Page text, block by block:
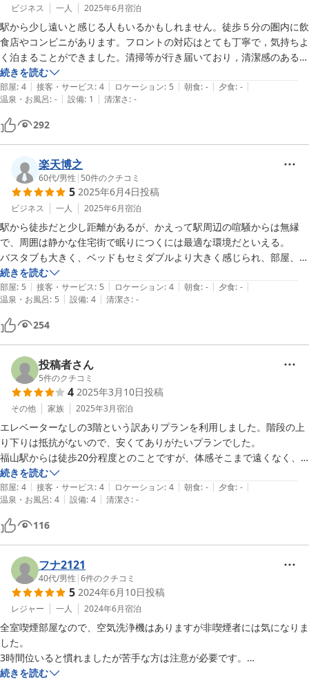
ビジネス 一人 2025年6月宿泊
駅から少し遠いと感じる人もいるかもしれません。徒歩５分の圏内に飲
食店やコンビニがあります。フロントの対応はとても丁寧で，気持ちよ
く泊まることができました。清掃等が行き届いており，清潔感のあるホ
テルです。お湯，氷，コップのサービスがあり，電子レンジも使えま
す。
煙草が苦手な方は禁煙室をお勧めします。エレベータがないことと予約
時に駐車場の有無が選べることに注意したいところです。個人的には，
満足しました。機会があればまた宿泊したいです。
続きを読む
部屋: 4 | 接客・サービス: 4 | ロケーション: 5 | 朝食: - | 夕食: - |
温泉・お風呂: - | 設備: 1 | 清潔さ: -
292
楽天博之
60代/男性 | 50件のクチコミ
5 2025年6月4日投稿
ビジネス 一人 2025年6月宿泊
駅から徒歩だと少し距離があるが、かえって駅周辺の喧騒からは無縁
で、周囲は静かな住宅街で眠りにつくには最適な環境だといえる。
バスタブも大きく、ベッドもセミダブルより大きく感じられ、部屋、風
呂掃除も完璧で5000円以上するホテルと何ら変わりは無い。コスパ以
上の価値あり。今のご時世に安価で宿泊出来る事に感謝します。
もっと昔から宿泊しとけば良かったと
後悔します。今後の福山での常宿にさせて頂きます。惜しむらくは冷蔵
庫がクーラーボックスみたいなので、大きなペットボトル類は入りませ
んし、500mlのでも寝かせないと入りません。
続きを読む
部屋: 5 | 接客・サービス: 5 | ロケーション: 4 | 朝食: - | 夕食: - |
温泉・お風呂: 5 | 設備: 4 | 清潔さ: -
254
投稿者さん
5件のクチコミ
4 2025年3月10日投稿
その他 家族 2025年3月宿泊
エレベーターなしの3階という訳ありプランを利用しました。階段の上
り下りは抵抗がないので、安くてありがたいプランでした。
福山駅からは徒歩20分程度とのことですが、体感そこまで遠くなく、
食後の腹ごなしに歩くのにちょうどよかったです。
Wi-Fiルーター貸し出しがありネット環境も快適でした。
ただ、建物の玄関を一歩入るとすでにタバコ臭が。客室内は空気清浄機
をつけてもタバコの臭いが消えません。タバコ臭OKの方ならコスパの
いいホテルです！
続きを読む
部屋: 4 | 接客・サービス: 4 | ロケーション: 4 | 朝食: - | 夕食: - |
温泉・お風呂: 4 | 設備: 4 | 清潔さ: -
116
フナ2121
40代/男性 |6件のクチコミ
5 2024年6月10日投稿
レジャー 一人 2024年6月宿泊
全室喫煙部屋なので、空気洗浄機はありますが非喫煙者には気になりま
した。
3時間位いると慣れましたが苦手な方は注意が必要です。
wifiやドライヤーが必要な方はフロントに申し出る必要があります。
続きを読む